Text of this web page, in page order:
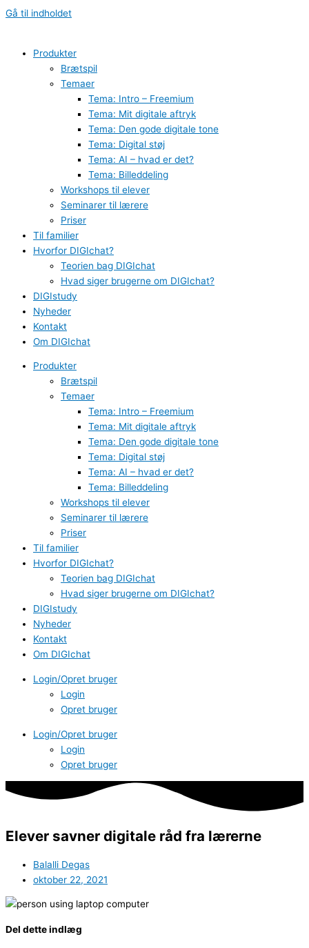
Gå til indholdet
Produkter
Brætspil
Temaer
Tema: Intro – Freemium
Tema: Mit digitale aftryk
Tema: Den gode digitale tone
Tema: Digital støj
Tema: AI – hvad er det?
Tema: Billeddeling
Workshops til elever
Seminarer til lærere
Priser
Til familier
Hvorfor DIGIchat?
Teorien bag DIGIchat
Hvad siger brugerne om DIGIchat?
DIGIstudy
Nyheder
Kontakt
Om DIGIchat
Produkter
Brætspil
Temaer
Tema: Intro – Freemium
Tema: Mit digitale aftryk
Tema: Den gode digitale tone
Tema: Digital støj
Tema: AI – hvad er det?
Tema: Billeddeling
Workshops til elever
Seminarer til lærere
Priser
Til familier
Hvorfor DIGIchat?
Teorien bag DIGIchat
Hvad siger brugerne om DIGIchat?
DIGIstudy
Nyheder
Kontakt
Om DIGIchat
Login/Opret bruger
Login
Opret bruger
Login/Opret bruger
Login
Opret bruger
Elever savner digitale råd fra lærerne
Balalli Degas
oktober 22, 2021
Del dette indlæg